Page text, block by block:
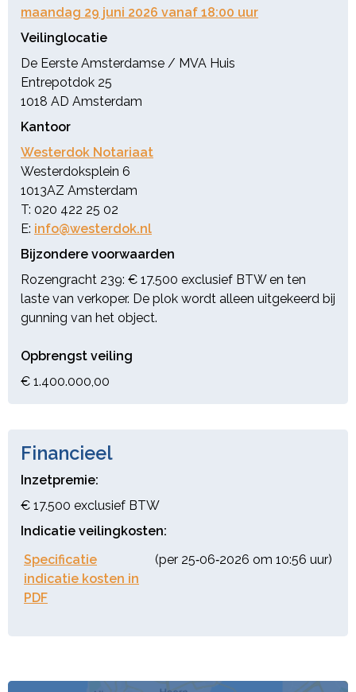
maandag 29 juni 2026 vanaf 18:00 uur
Veilinglocatie
De Eerste Amsterdamse / MVA Huis
Entrepotdok 25
1018 AD Amsterdam
Kantoor
Westerdok Notariaat
Westerdoksplein 6
1013AZ Amsterdam
T: 020 422 25 02
E: info@westerdok.nl
Bijzondere voorwaarden
Rozengracht 239: € 17.500 exclusief BTW en ten
laste van verkoper. De plok wordt alleen uitgekeerd bij
gunning van het object.
Opbrengst veiling
€ 1.400.000,00
Financieel
Inzetpremie:
€ 17.500 exclusief BTW
Indicatie veilingkosten:
Specificatie
indicatie kosten in
PDF
(per 25‑06‑2026 om 10:56 uur)